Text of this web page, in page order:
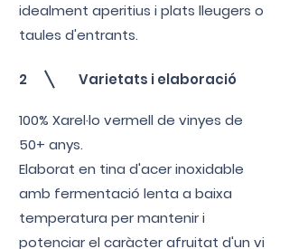
idealment aperitius i plats lleugers o
taules d'entrants.
2 Varietats i elaboració
100% Xarel·lo vermell de vinyes de
50+ anys.
Elaborat en tina d'acer inoxidable
amb fermentació lenta a baixa
temperatura per mantenir i
potenciar el caràcter afruitat d'un vi